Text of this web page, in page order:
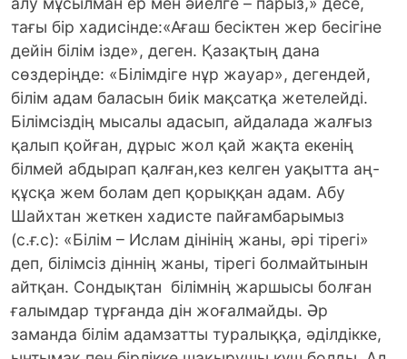
тағы бір хадисінде:«Ағаш бесіктен жер бесігіне
дейін білім ізде», деген. Қазақтың дана
сөздеріңде: «Білімдіге нұр жауар», дегендей,
білім адам баласын биік мақсатқа жетелейді.
Білімсіздің мысалы адасып, айдалада жалғыз
қалып қойған, дұрыс жол қай жақта екенің
білмей абдырап қалған,кез келген уақытта аң-
құсқа жем болам деп қорыққан адам. Абу
Шайхтан жеткен хадисте пайғамбарымыз
(с.ғ.с): «Білім – Ислам дінінің жаны, әрі тірегі»
деп, білімсіз діннің жаны, тірегі болмайтынын
айтқан. Сондықтан білімнің жаршысы болған
ғалымдар тұрғанда дін жоғалмайды. Әр
заманда білім адамзатты туралыққа, әділдікке,